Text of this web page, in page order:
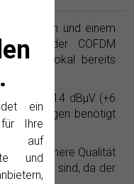
ein
Ihre
auf
und
und einem
der COFDM
den lokal bereits
114 dBµV (+6
Anlagen benötigt
eine höhere Qualität
sind, da der